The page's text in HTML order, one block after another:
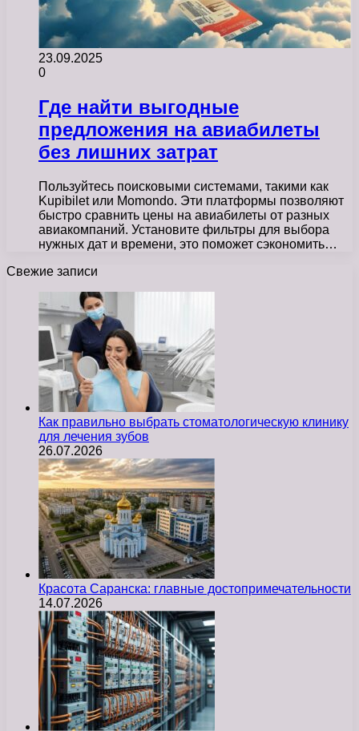
23.09.2025
0
Где найти выгодные
предложения на авиабилеты
без лишних затрат
Пользуйтесь поисковыми системами, такими как
Kupibilet или Momondo. Эти платформы позволяют
быстро сравнить цены на авиабилеты от разных
авиакомпаний. Установите фильтры для выбора
нужных дат и времени, это поможет сэкономить…
Свежие записи
Как правильно выбрать стоматологическую клинику
для лечения зубов
26.07.2026
Красота Саранска: главные достопримечательности
14.07.2026